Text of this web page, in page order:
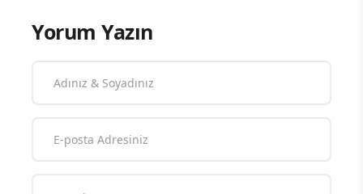
Yorum Yazın